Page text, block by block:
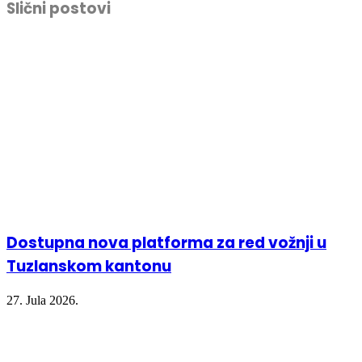
(Opens
in
(Opens
in
Slični postovi
Dostupna nova platforma za red vožnji u
Tuzlanskom kantonu
27. Jula 2026.